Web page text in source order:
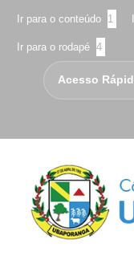
Ir para o conteúdo 1
Ir para o rodapé 4
Acesso